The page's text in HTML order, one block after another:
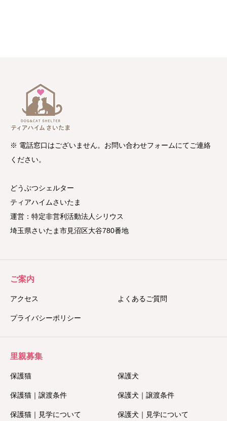
※ 電話窓口はございません。お問い合わせフォームにてご連絡
ください。
どうぶつシェルター
ティアハイムさいたま
運営：特定非営利活動法人シリウス
埼玉県さいたま市見沼区大谷780番地
ご案内
アクセス よくあるご質問
プライバシーポリシー
里親募集
保護猫 保護犬
保護猫｜譲渡条件 保護犬｜譲渡条件
保護猫｜見学について 保護犬｜見学について